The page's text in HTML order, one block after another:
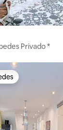
Privado *
dos hóspedes